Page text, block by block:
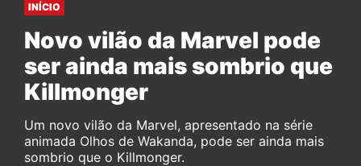
INÍCIO
Novo vilão da Marvel pode
ser ainda mais sombrio que
Killmonger
Um novo vilão da Marvel, apresentado na série
animada Olhos de Wakanda, pode ser ainda mais
sombrio que o Killmonger.